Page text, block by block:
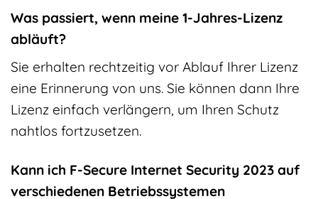
Was passiert, wenn meine 1-Jahres-Lizenz
abläuft?
Sie erhalten rechtzeitig vor Ablauf Ihrer Lizenz
eine Erinnerung von uns. Sie können dann Ihre
Lizenz einfach verlängern, um Ihren Schutz
nahtlos fortzusetzen.
Kann ich F-Secure Internet Security 2023 auf
verschiedenen Betriebssystemen